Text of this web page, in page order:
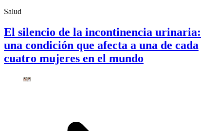
Salud
El silencio de la incontinencia urinaria:
una condición que afecta a una de cada
cuatro mujeres en el mundo